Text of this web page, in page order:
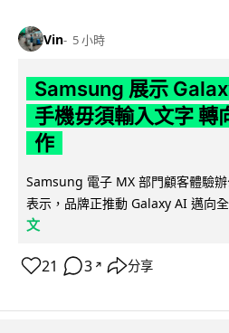
Vin 5 小時
Samsung 展示
手機毋須輸入文字 轉
作
Samsung 電子 MX 部門顧客體驗
表示，品牌正推動 Galaxy AI 邁向
文
21 3 ↗ 分享